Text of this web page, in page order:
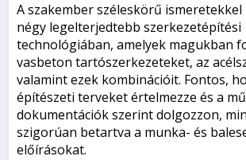
A szakember széleskörű
négy legelterjedtebb szerkezetépítési
technológiában, amelyek magukban
vasbeton tartószerkezeteket, az
valamint ezek kombinációit. Fontos,
építészeti terveket értelmezze és a
dokumentációk szerint dolgozzon,
szigorúan betartva a munka- és
előírásokat.